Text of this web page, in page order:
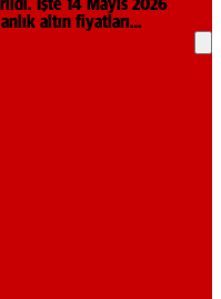
İşte 14 Mayıs 2026
altın fiyatları…